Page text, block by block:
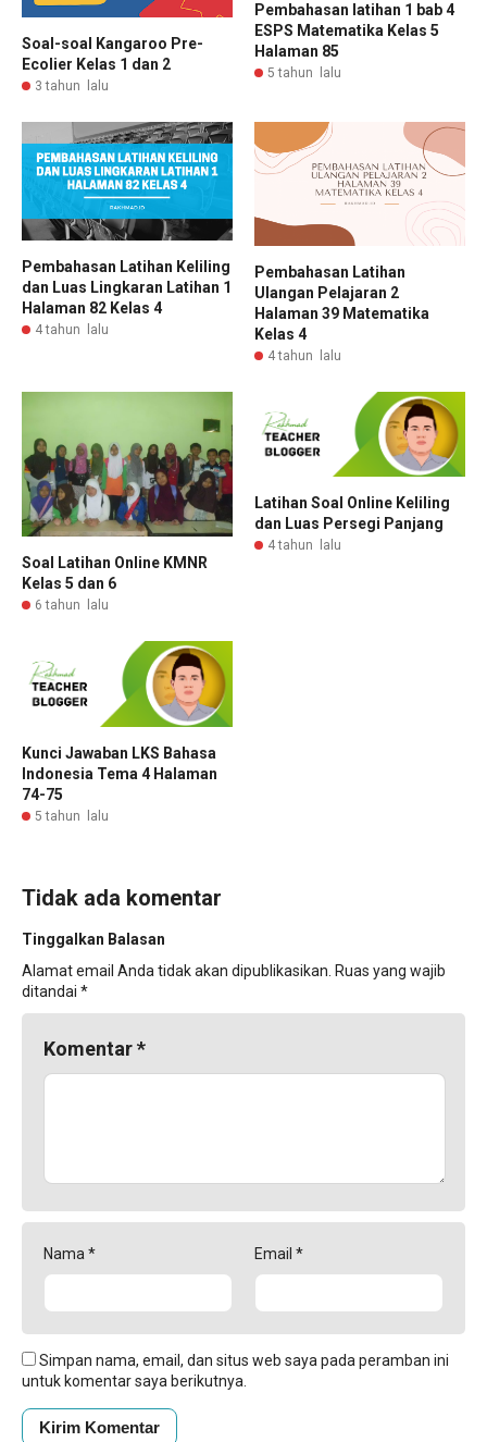
Soal-soal Kangaroo Pre-
Ecolier Kelas 1 dan 2
3 tahun lalu
Pembahasan latihan 1 bab 4
ESPS Matematika Kelas 5
Halaman 85
5 tahun lalu
Pembahasan Latihan Keliling
dan Luas Lingkaran Latihan 1
Halaman 82 Kelas 4
4 tahun lalu
Pembahasan Latihan
Ulangan Pelajaran 2
Halaman 39 Matematika
Kelas 4
4 tahun lalu
Soal Latihan Online KMNR
Kelas 5 dan 6
6 tahun lalu
Latihan Soal Online Keliling
dan Luas Persegi Panjang
4 tahun lalu
Kunci Jawaban LKS Bahasa
Indonesia Tema 4 Halaman
74-75
5 tahun lalu
Tidak ada komentar
Tinggalkan Balasan
Alamat email Anda tidak akan dipublikasikan. Ruas yang wajib
ditandai *
Komentar*
Nama * Email *
Simpan nama, email, dan situs web saya pada peramban ini
untuk komentar saya berikutnya.